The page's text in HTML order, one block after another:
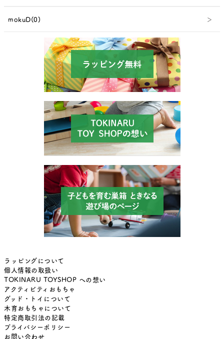
mokuD(0)
ラッピングについて
個人情報の取扱い
TOKINARU TOYSHOP への想い
アクティビティおもちゃ
グッド・トイについて
木育おもちゃについて
特定商取引法の記載
プライバシーポリシー
お問い合わせ